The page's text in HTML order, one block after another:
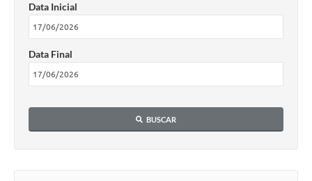
Ouvidoria
Sessão Plenária
Vereadores
Data Inicial
Data Final
BUSCAR